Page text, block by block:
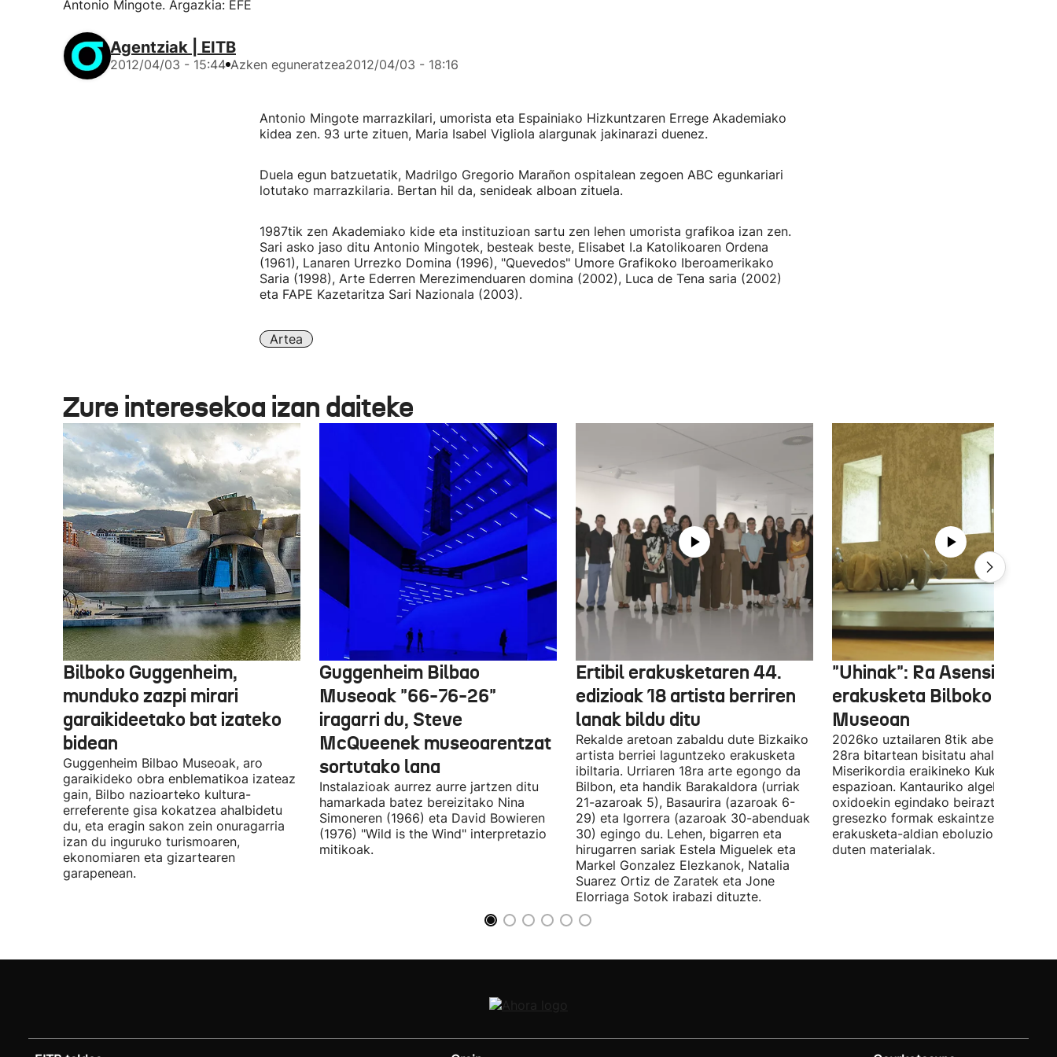
Antonio Mingote. Argazkia: EFE
Agentziak | EITB
2012/04/03 - 15:44 Azken eguneratzea2012/04/03 - 18:16
Antonio Mingote marrazkilari, umorista eta Espainiako Hizkuntzaren Errege Akademiako
kidea zen. 93 urte zituen, Maria Isabel Vigliola alargunak jakinarazi duenez.
Duela egun batzuetatik, Madrilgo Gregorio Marañon ospitalean zegoen ABC egunkariari
lotutako marrazkilaria. Bertan hil da, senideak alboan zituela.
1987tik zen Akademiako kide eta instituzioan sartu zen lehen umorista grafikoa izan zen.
Sari asko jaso ditu Antonio Mingotek, besteak beste, Elisabet I.a Katolikoaren Ordena
(1961), Lanaren Urrezko Domina (1996), "Quevedos" Umore Grafikoko Iberoamerikako
Saria (1998), Arte Ederren Merezimenduaren domina (2002), Luca de Tena saria (2002)
eta FAPE Kazetaritza Sari Nazionala (2003).
Artea
Zure interesekoa izan daiteke
Bilboko Guggenheim,
munduko zazpi mirari
garaikideetako bat izateko
bidean
Guggenheim Bilbao Museoak, aro
garaikideko obra enblematikoa izateaz
gain, Bilbo nazioarteko kultura-
erreferente gisa kokatzea ahalbidetu
du, eta eragin sakon zein onuragarria
izan du inguruko turismoaren,
ekonomiaren eta gizartearen
garapenean.
Guggenheim Bilbao
Museoak "66-76-26"
iragarri du, Steve
McQueenek museoarentzat
sortutako lana
Instalazioak aurrez aurre jartzen ditu
hamarkada batez bereizitako Nina
Simoneren (1966) eta David Bowieren
(1976) "Wild is the Wind" interpretazio
mitikoak.
Ertibil erakusketaren 44.
edizioak 18 artista berriren
lanak bildu ditu
Rekalde aretoan zabaldu dute Bizkaiko
artista berriei laguntzeko erakusketa
ibiltaria. Urriaren 18ra arte egongo da
Bilbon, eta handik Barakaldora (urriak
21-azaroak 5), Basaurira (azaroak 6-
29) eta Igorrera (azaroak 30-abenduak
30) egingo du. Lehen, bigarren eta
hirugarren sariak Estela Miguelek eta
Markel Gonzalez Elezkanok, Natalia
Suarez Ortiz de Zaratek eta Jone
Elorriaga Sotok irabazi dituzte.
"Uhinak": Ra Asensiren
erakusketa Bilboko Euskal
Museoan
2026ko uztailaren 8tik abenduaren
28ra bitartean bisitatu ahal izango
Miserikordia eraikineko Kukula
espazioan. Kantauriko algekin eta
oxidoekin egindako beiraztatutako
gresezko formak eskaintzen ditu,
erakusketa-aldian eboluzionatzen
duten materialak.